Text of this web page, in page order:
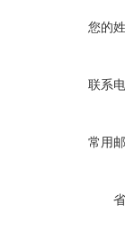
您的
联系
常用